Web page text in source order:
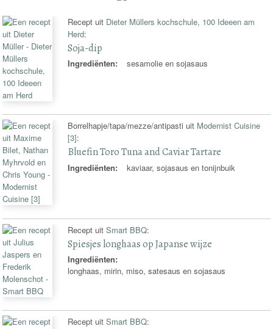
Recept uit Dieter Müllers kochschule, 100 Ideeen am
Herd:
Soja-dip
Ingrediënten: sesamolie en sojasaus
Borrelhapje/tapa/mezze/antipasti uit Modernist Cuisine
[3]:
Bluefin Toro Tuna and Caviar Tartare
Ingrediënten: kaviaar, sojasaus en tonijnbuik
Recept uitSmart BBQ:
Spiesjes longhaas op Japanse wijze
Ingrediënten:
longhaas, mirin, miso, satesaus en sojasaus
Recept uitSmart BBQ: